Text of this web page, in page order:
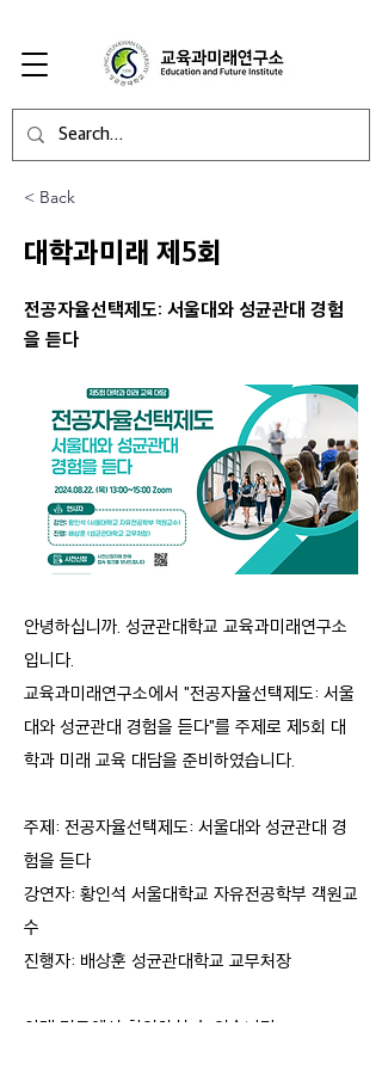
< Back
대학과미래 제5회
전공자율선택제도: 서울대와 성균관대 경험
을 듣다
안녕하십니까. 성균관대학교 교육과미래연구소
입니다.
교육과미래연구소에서 "전공자율선택제도: 서울
대와 성균관대 경험을 듣다"를 주제로 제5회 대
학과 미래 교육 대담을 준비하였습니다.
주제: 전공자율선택제도: 서울대와 성균관대 경
험을 듣다
강연자: 황인석 서울대학교 자유전공학부 객원교
수
진행자: 배상훈 성균관대학교 교무처장
아래 링크에서 확인하실 수 있습니다: